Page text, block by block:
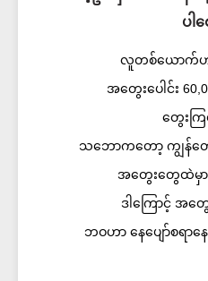
ပါစ
လူတစ်ယောက်
အတွေးပေါင်း
တွေးက
သဘောကတော့ ကျွန်တ
အတွေးတွေထဲမှ
ဒါကြောင့် အ
ဘဝဟာ နေပျော်စရာနေ